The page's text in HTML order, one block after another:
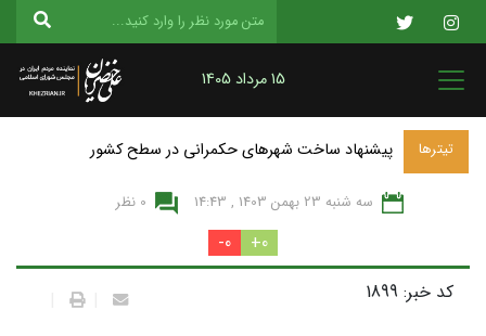
15 مرداد 1405
تیترها پیشنهاد ساخت شهرهای حکمرانی در سطح کشور
سه شنبه 23 بهمن 1403 , 14:43 0 نظر
0+
0-
کد خبر: 1899